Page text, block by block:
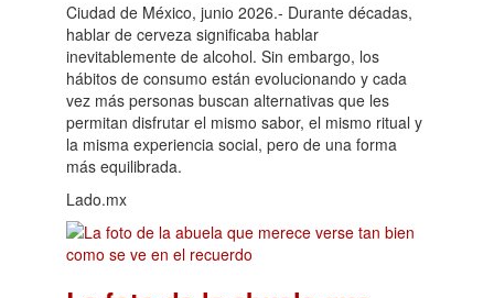
Ciudad de México, junio 2026.- Durante décadas,
hablar de cerveza significaba hablar
inevitablemente de alcohol. Sin embargo, los
hábitos de consumo están evolucionando y cada
vez más personas buscan alternativas que les
permitan disfrutar el mismo sabor, el mismo ritual y
la misma experiencia social, pero de una forma
más equilibrada.
Lado.mx